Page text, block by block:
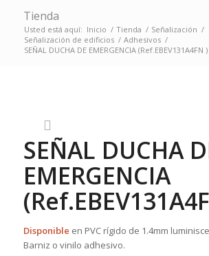
Tienda
Usted está aquí: Inicio / Tienda / Señalización /
Señalización de edificios / Adhesivos /
SEÑAL DUCHA DE EMERGENCIA (Ref.EBEV131A4FN )
SEÑAL DUCHA
EMERGENCIA
Disponible en PVC rígido de 1.4mm
Barniz o vinilo adhesivo.